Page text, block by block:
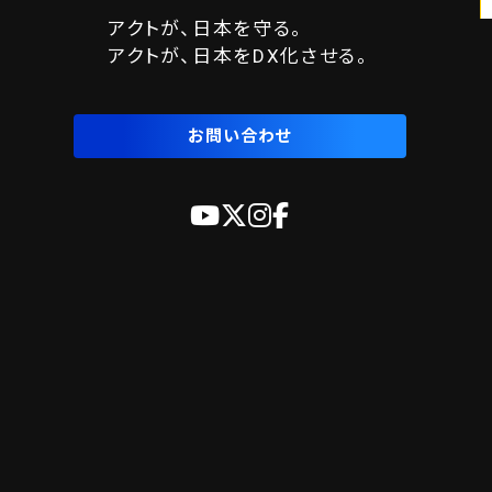
アクトが、日本を守る。
アクトが、日本をDX化させる。
お問い合わせ